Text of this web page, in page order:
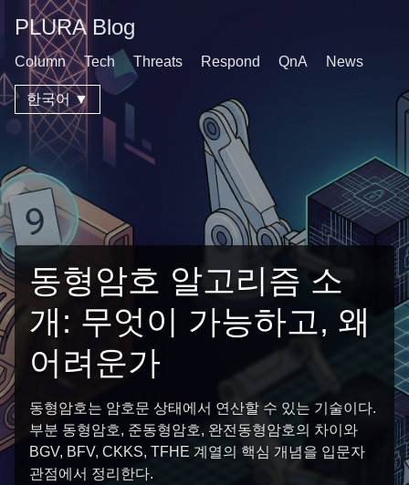
PLURA Blog
Column Tech Threats Respond QnA News
한국어 ▼
동형암호 알고리즘 소
개: 무엇이 가능하고, 왜
어려운가
동형암호는 암호문 상태에서 연산할 수 있는 기술이다.
부분 동형암호, 준동형암호, 완전동형암호의 차이와
BGV, BFV, CKKS, TFHE 계열의 핵심 개념을 입문자
관점에서 정리한다.